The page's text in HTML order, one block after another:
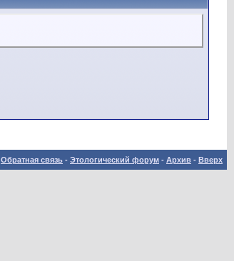
Обратная связь - Этологический форум - Архив - Вверх